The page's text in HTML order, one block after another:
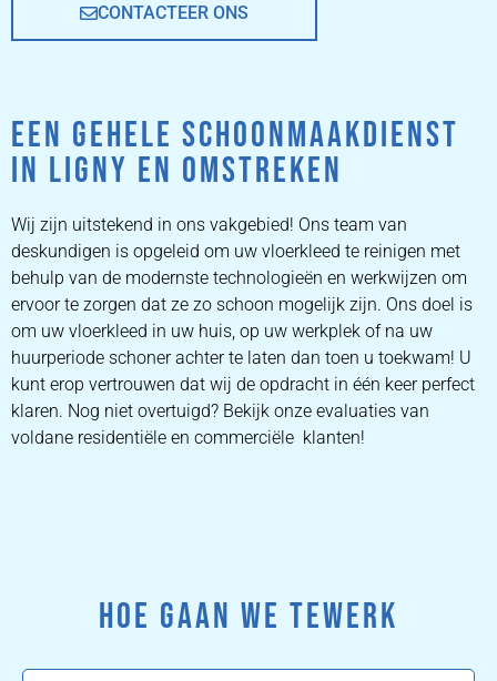
CONTACTEER ONS
EEN GEHELE SCHOONMAAKDIENST
IN LIGNY EN OMSTREKEN
Wij zijn uitstekend in ons vakgebied! Ons team van
deskundigen is opgeleid om uw vloerkleed te reinigen met
behulp van de modernste technologieën en werkwijzen om
ervoor te zorgen dat ze zo schoon mogelijk zijn. Ons doel is
om uw vloerkleed in uw huis, op uw werkplek of na uw
huurperiode schoner achter te laten dan toen u toekwam! U
kunt erop vertrouwen dat wij de opdracht in één keer perfect
klaren. Nog niet overtuigd? Bekijk onze evaluaties van
voldane residentiële en commerciële klanten!
HOE GAAN WE TEWERK